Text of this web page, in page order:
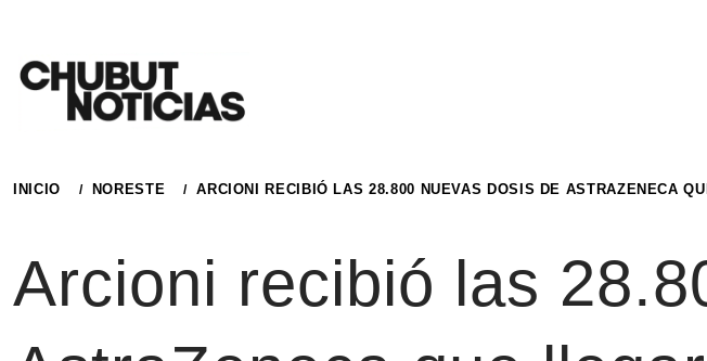
contenido
INICIO NORESTE ARCIONI RECIBIÓ LAS 28.800 NUEVAS DOSIS DE ASTRAZENECA
Arcioni recibió las